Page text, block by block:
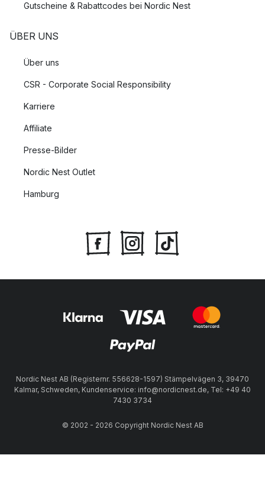
Gutscheine & Rabattcodes bei Nordic Nest
ÜBER UNS
Über uns
CSR - Corporate Social Responsibility
Karriere
Affiliate
Presse-Bilder
Nordic Nest Outlet
Hamburg
Nordic Nest AB (Registernr. 556628-1597) Stämpelvägen 3, 39470
Kalmar, Schweden, Kundenservice: info@nordicnest.de, Tel: +49 40
7430 3734
© 2002 - 2026 Copyright Nordic Nest AB